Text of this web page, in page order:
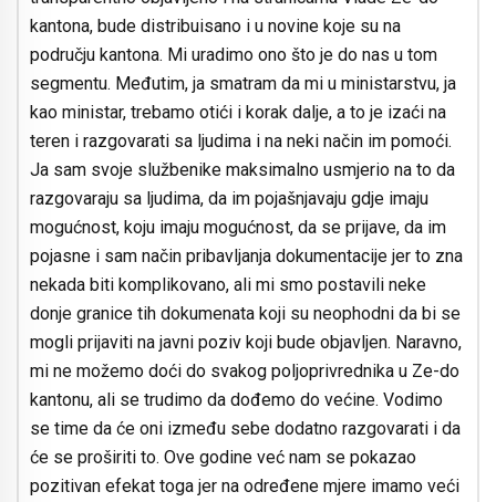
kantona, bude distribuisano i u novine koje su na
području kantona. Mi uradimo ono što je do nas u tom
segmentu. Međutim, ja smatram da mi u ministarstvu, ja
kao ministar, trebamo otići i korak dalje, a to je izaći na
teren i razgovarati sa ljudima i na neki način im pomoći.
Ja sam svoje službenike maksimalno usmjerio na to da
razgovaraju sa ljudima, da im pojašnjavaju gdje imaju
mogućnost, koju imaju mogućnost, da se prijave, da im
pojasne i sam način pribavljanja dokumentacije jer to zna
nekada biti komplikovano, ali mi smo postavili neke
donje granice tih dokumenata koji su neophodni da bi se
mogli prijaviti na javni poziv koji bude objavljen. Naravno,
mi ne možemo doći do svakog poljoprivrednika u Ze-do
kantonu, ali se trudimo da dođemo do većine. Vodimo
se time da će oni između sebe dodatno razgovarati i da
će se proširiti to. Ove godine već nam se pokazao
pozitivan efekat toga jer na određene mjere imamo veći